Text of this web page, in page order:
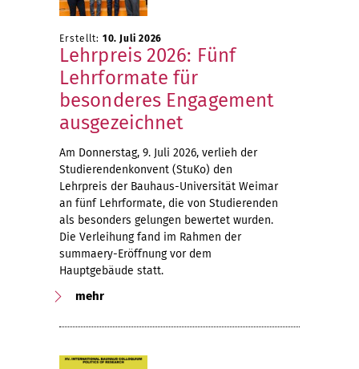
Erstellt: 10. Juli 2026
Lehrpreis 2026: Fünf
Lehrformate für
besonderes Engagement
ausgezeichnet
Am Donnerstag, 9. Juli 2026, verlieh der
Studierendenkonvent (StuKo) den
Lehrpreis der Bauhaus-Universität Weimar
an fünf Lehrformate, die von Studierenden
als besonders gelungen bewertet wurden.
Die Verleihung fand im Rahmen der
summaery-Eröffnung vor dem
Hauptgebäude statt.
mehr